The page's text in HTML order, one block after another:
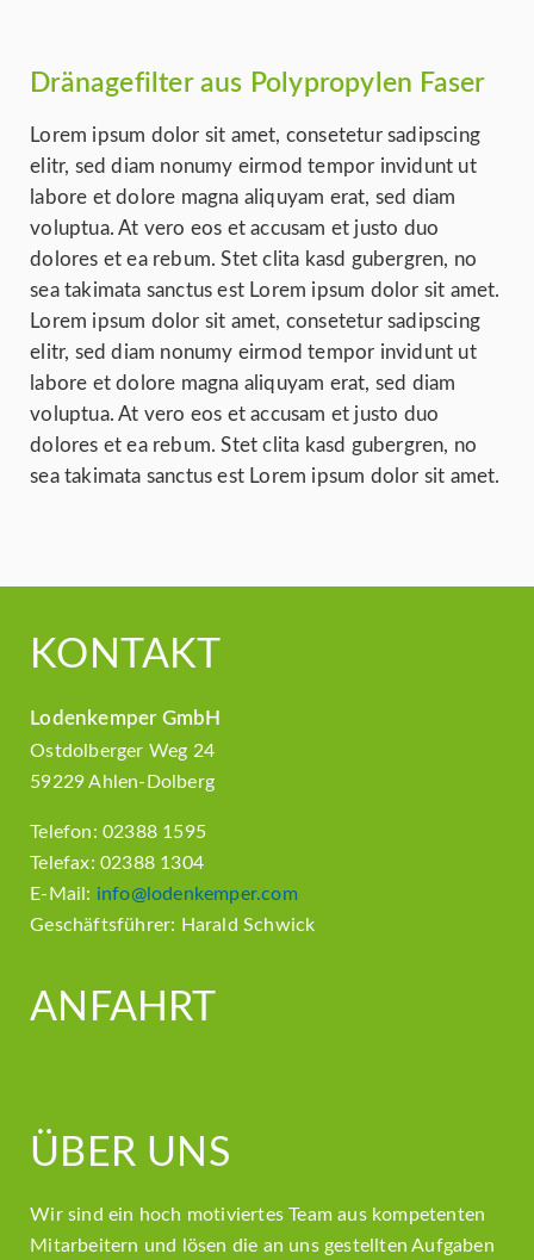
Dränagefilter aus Polypropylen Faser
Lorem ipsum dolor sit amet, consetetur sadipscing
elitr, sed diam nonumy eirmod tempor invidunt ut
labore et dolore magna aliquyam erat, sed diam
voluptua. At vero eos et accusam et justo duo
dolores et ea rebum. Stet clita kasd gubergren, no
sea takimata sanctus est Lorem ipsum dolor sit amet.
Lorem ipsum dolor sit amet, consetetur sadipscing
elitr, sed diam nonumy eirmod tempor invidunt ut
labore et dolore magna aliquyam erat, sed diam
voluptua. At vero eos et accusam et justo duo
dolores et ea rebum. Stet clita kasd gubergren, no
sea takimata sanctus est Lorem ipsum dolor sit amet.
KONTAKT
Lodenkemper GmbH
Ostdolberger Weg 24
59229 Ahlen-Dolberg
Telefon: 02388 1595
Telefax: 02388 1304
E-Mail: info@lodenkemper.com
Geschäftsführer: Harald Schwick
ANFAHRT
ÜBER UNS
Wir sind ein hoch motiviertes Team aus kompetenten
Mitarbeitern und lösen die an uns gestellten Aufgaben